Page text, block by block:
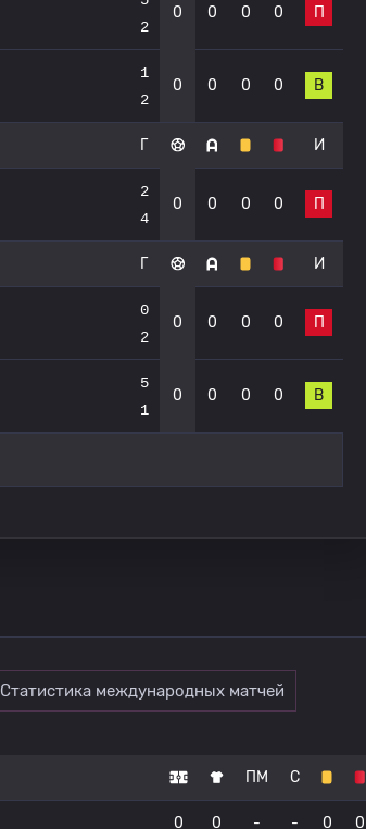
2
0 0 0 0 П
1
2
0 0 0 0 В
Г И
2
4
0 0 0 0 П
Г И
0
2
0 0 0 0 П
5
1
0 0 0 0 В
Статистика международных матчей
ПМ С
0 0 - - 0 0